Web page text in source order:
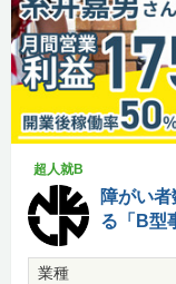
超人就B
障がい
る「B型
業種